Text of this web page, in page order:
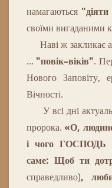
намагаються "діяти
своїми вигаданими
Наві ж закликає
... "повік–віків".
Нового Заповіту,
Вічності.
У всі дні
пророка. «О,
і чого ГОСПОДЬ
саме: Щоб ти
справедливо),